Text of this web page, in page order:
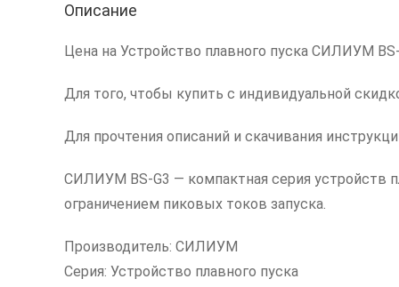
Описание
Цена на Устройство плавного пуска СИЛИУМ
Для того, чтобы купить с индивидуальной
Для прочтения описаний и скачивания
СИЛИУМ BS-G3 — компактная серия устройств
ограничением пиковых токов запуска.
Производитель: СИЛИУМ
Серия: Устройство плавного пуска